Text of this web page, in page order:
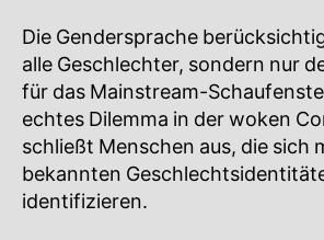
Die Gendersprache
alle Geschlechter, sondern nur
für das Mainstream-
echtes Dilemma in der woken
schließt Menschen aus, die sich
bekannten
identifizieren.